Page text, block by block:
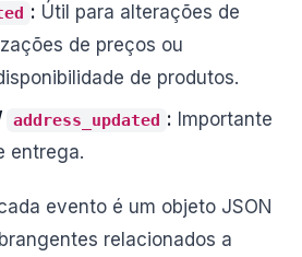
: Útil para alterações de
de preços ou
de produtos.
address_updated : Importante
entrega.
evento é um objeto JSON
relacionados a